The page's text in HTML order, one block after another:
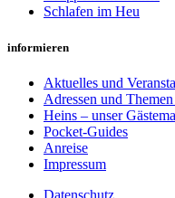
Schlafen im Heu
informieren
Aktuelles und
Adressen und
Heins – unser
Pocket-Guides
Anreise
Impressum
Datenschutz